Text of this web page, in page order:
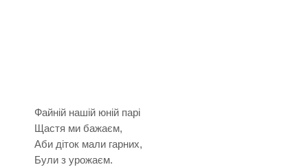
Файній нашій юній парі
Щастя ми бажаєм,
Аби діток мали гарних,
Були з урожаєм.